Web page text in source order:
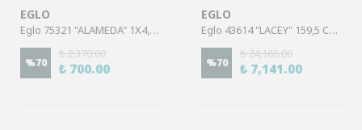
EGLO
Eglo 75321 "ALAMEDA" 1X4,5W Çelik Nikel Mat Sıva Üstü Spot
%70
₺ 2,370.00
₺ 700.00
EGLO
Eglo 43614 "LACEY" 159,5 Cm Yüksekliğinde Çelik, Ahşap Köşe Lambası Lambader
%70
₺ 24,166.00
₺ 7,141.00